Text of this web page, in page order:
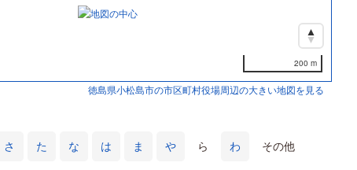
200 m
徳島県小松島市の市区町村役場周辺の大きい地図を見る
さ た な は ま や ら わ その他